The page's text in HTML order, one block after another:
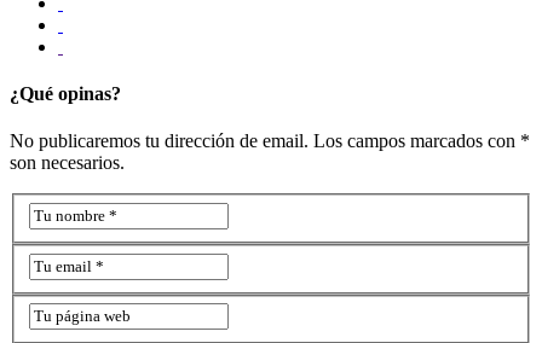
¿Qué opinas?
No publicaremos tu dirección de email. Los campos marcados con *
son necesarios.